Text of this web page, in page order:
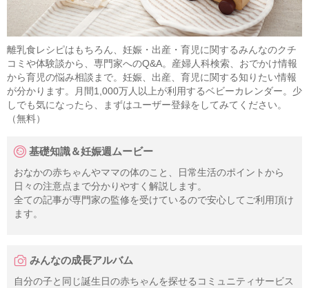
離乳食レシピはもちろん、妊娠・出産・育児に関するみんなのクチ
コミや体験談から、専門家へのQ&A。産婦人科検索、おでかけ情報
から育児の悩み相談まで。妊娠、出産、育児に関する知りたい情報
が分かります。月間1,000万人以上が利用するベビーカレンダー。少
しでも気になったら、まずはユーザー登録をしてみてください。
（無料）
基礎知識＆妊娠週ムービー
おなかの赤ちゃんやママの体のこと、日常生活のポイントから
日々の注意点まで分かりやすく解説します。
全ての記事が専門家の監修を受けているので安心してご利用頂け
ます。
みんなの成長アルバム
自分の子と同じ誕生日の赤ちゃんを探せるコミュニティサービス